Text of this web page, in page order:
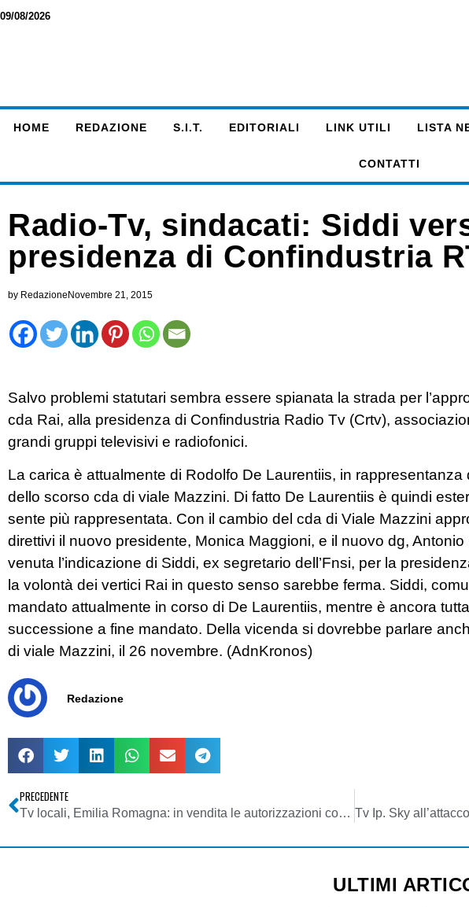
09/08/2026
HOME REDAZIONE S.I.T. EDITORIALI LINK UTILI LISTA
CONTATTI
Radio-Tv, sindacati: Siddi
presidenza di Confindustria
by Redazione Novembre 21, 2015
Salvo problemi statutari sembra essere spianata la strada per
cda Rai, alla presidenza di Confindustria Radio Tv (Crtv),
grandi gruppi televisivi e radiofonici.
La carica è attualmente di Rodolfo De Laurentiis, in
dello scorso cda di viale Mazzini. Di fatto De Laurentiis è quindi
sente più rappresentata. Con il cambio del cda di Viale Mazzini
direttivi il nuovo presidente, Monica Maggioni, e il nuovo dg, Antonio
venuta l’indicazione di Siddi, ex segretario dell’Fnsi, per la
la volontà dei vertici Rai in questo senso sarebbe ferma. Siddi,
mandato attualmente in corso di De Laurentiis, mentre è ancora
successione a fine mandato. Della vicenda si dovrebbe parlare
di viale Mazzini, il 26 novembre. (AdnKronos)
Redazione
PRECEDENTE
Tv locali, Emilia Romagna: in vendita le autorizzazioni con annessi LCN 11 e 12 di Telemec (Teleducato)
ULTIMI